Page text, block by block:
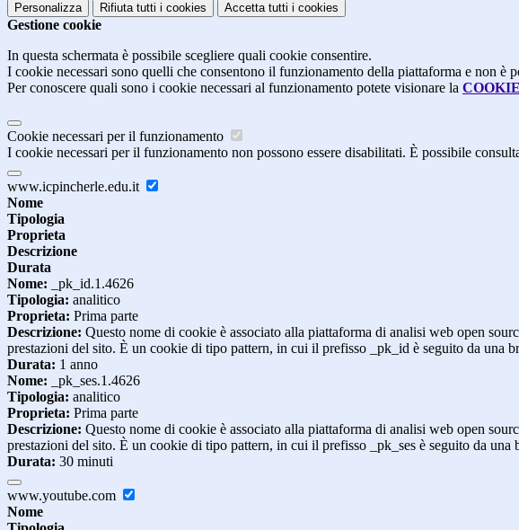
Personalizza Rifiuta tutti i cookies Accetta tutti i cookies
Gestione cookie
In questa schermata è possibile scegliere quali cookie consentire.
I cookie necessari sono quelli che consentono il funzionamento della piattaforma e non è
Per conoscere quali sono i cookie necessari al funzionamento potete visionare la
Cookie necessari per il funzionamento
I cookie necessari per il funzionamento non possono essere disabilitati. È possibile
www.icpincherle.edu.it
Nome
Tipologia
Proprieta
Descrizione
Durata
Nome: _pk_id.1.4626
Tipologia: analitico
Proprieta: Prima parte
Descrizione: Questo nome di cookie è associato alla piattaforma di analisi web open
prestazioni del sito. È un cookie di tipo pattern, in cui il prefisso _pk_id è seguito da una
Durata: 1 anno
Nome: _pk_ses.1.4626
Tipologia: analitico
Proprieta: Prima parte
Descrizione: Questo nome di cookie è associato alla piattaforma di analisi web open
prestazioni del sito. È un cookie di tipo pattern, in cui il prefisso _pk_ses è seguito da
Durata: 30 minuti
www.youtube.com
Nome